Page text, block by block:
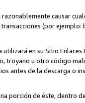
causar
(por
en su Sitio
troyano u otro código
antes de la descarga
porción de éste,